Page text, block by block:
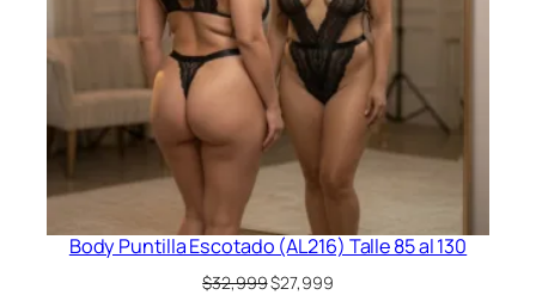
Body Puntilla Escotado (AL216) Talle 85 al 130
$32,999El
$27,999El